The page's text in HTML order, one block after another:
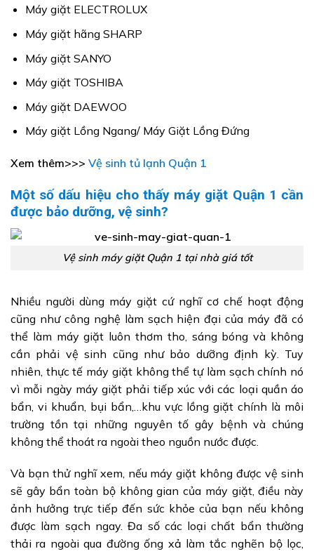
Máy giặt ELECTROLUX
Máy giặt hãng SHARP
Máy giặt SANYO
Máy giặt TOSHIBA
Máy giặt DAEWOO
Máy giặt Lồng Ngang/ Máy Giặt Lồng Đứng
Xem thêm>>> Vệ sinh tủ lạnh Quận 1
Một số dấu hiệu cho thấy máy giặt Quận 1 cần
được bảo dưỡng, vệ sinh?
Vệ sinh máy giặt Quận 1 tại nhà giá tốt
Nhiều người dùng máy giặt cứ nghĩ cơ chế hoạt động
cũng như công nghệ làm sạch hiện đại của máy đã có
thể làm máy giặt luôn thơm tho, sáng bóng và không
cần phải vệ sinh cũng như bảo dưỡng định kỳ. Tuy
nhiên, thực tế máy giặt không thể tự làm sạch chính nó
vì mỗi ngày máy giặt phải tiếp xúc với các loại quần áo
bẩn, vi khuẩn, bụi bẩn,…khu vực lồng giặt chính là môi
trường tồn tại những nguyên tố gây bệnh và chúng
không thể thoát ra ngoài theo nguồn nước được.
Và bạn thử nghĩ xem, nếu máy giặt không được vệ sinh
sẽ gây bẩn toàn bộ không gian của máy giặt, điều này
ảnh hưởng trực tiếp đến sức khỏe của bạn nếu không
được làm sạch ngay. Đa số các loại chất bẩn thường
thải ra ngoài qua đường ống xả làm tắc nghẽn bộ lọc,